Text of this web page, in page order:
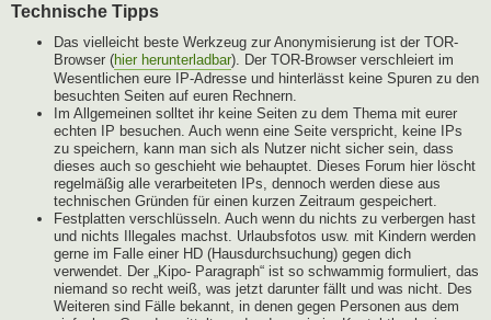
Technische Tipps
Das vielleicht beste Werkzeug zur Anonymisierung ist der TOR-
Browser (hier herunterladbar). Der TOR-Browser verschleiert im
Wesentlichen eure IP-Adresse und hinterlässt keine Spuren zu den
besuchten Seiten auf euren Rechnern.
Im Allgemeinen solltet ihr keine Seiten zu dem Thema mit eurer
echten IP besuchen. Auch wenn eine Seite verspricht, keine IPs
zu speichern, kann man sich als Nutzer nicht sicher sein, dass
dieses auch so geschieht wie behauptet. Dieses Forum hier löscht
regelmäßig alle verarbeiteten IPs, dennoch werden diese aus
technischen Gründen für einen kurzen Zeitraum gespeichert.
Festplatten verschlüsseln. Auch wenn du nichts zu verbergen hast
und nichts Illegales machst. Urlaubsfotos usw. mit Kindern werden
gerne im Falle einer HD (Hausdurchsuchung) gegen dich
verwendet. Der „Kipo- Paragraph“ ist so schwammig formuliert, das
niemand so recht weiß, was jetzt darunter fällt und was nicht. Des
Weiteren sind Fälle bekannt, in denen gegen Personen aus dem